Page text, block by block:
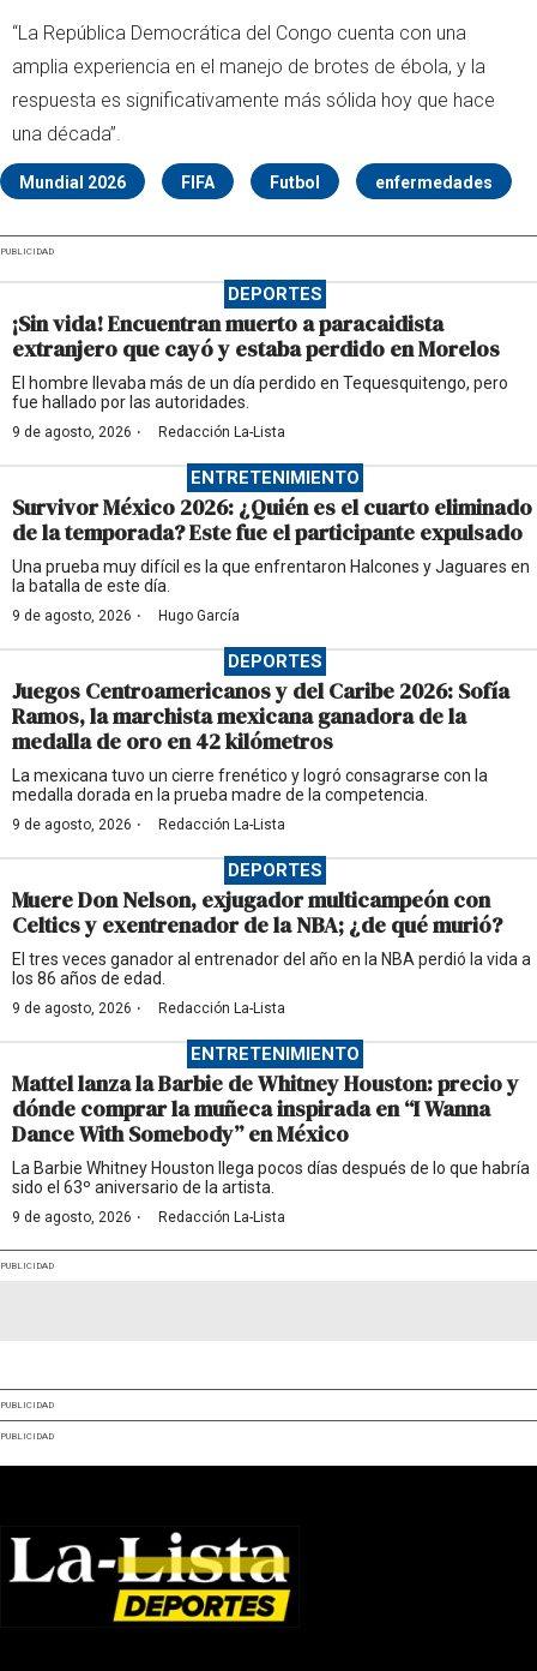
“La República Democrática del Congo cuenta con una
amplia experiencia en el manejo de brotes de ébola, y la
respuesta es significativamente más sólida hoy que hace
una década”.
Mundial 2026 FIFA Futbol enfermedades
PUBLICIDAD
DEPORTES
¡Sin vida! Encuentran muerto a paracaidista
extranjero que cayó y estaba perdido en Morelos
El hombre llevaba más de un día perdido en Tequesquitengo, pero
fue hallado por las autoridades.
9 de agosto, 2026 · Redacción La-Lista
ENTRETENIMIENTO
Survivor México 2026: ¿Quién es el cuarto eliminado
de la temporada? Este fue el participante expulsado
Una prueba muy difícil es la que enfrentaron Halcones y Jaguares en
la batalla de este día.
9 de agosto, 2026 · Hugo García
DEPORTES
Juegos Centroamericanos y del Caribe 2026: Sofía
Ramos, la marchista mexicana ganadora de la
medalla de oro en 42 kilómetros
La mexicana tuvo un cierre frenético y logró consagrarse con la
medalla dorada en la prueba madre de la competencia.
9 de agosto, 2026 · Redacción La-Lista
DEPORTES
Muere Don Nelson, exjugador multicampeón con
Celtics y exentrenador de la NBA; ¿de qué murió?
El tres veces ganador al entrenador del año en la NBA perdió la vida a
los 86 años de edad.
9 de agosto, 2026 · Redacción La-Lista
ENTRETENIMIENTO
Mattel lanza la Barbie de Whitney Houston: precio y
dónde comprar la muñeca inspirada en “I Wanna
Dance With Somebody” en México
La Barbie Whitney Houston llega pocos días después de lo que habría
sido el 63º aniversario de la artista.
9 de agosto, 2026 · Redacción La-Lista
PUBLICIDAD
PUBLICIDAD
PUBLICIDAD